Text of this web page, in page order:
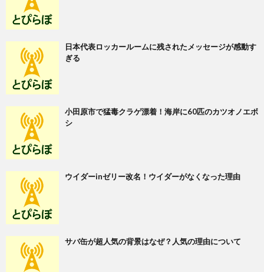
日本代表ロッカールームに残されたメッセージが感動す
ぎる
小田原市で猛毒クラゲ漂着！海岸に60匹のカツオノエボ
シ
ウイダーinゼリー改名！ウイダーがなくなった理由
サバ缶が超人気の背景はなぜ？人気の理由について